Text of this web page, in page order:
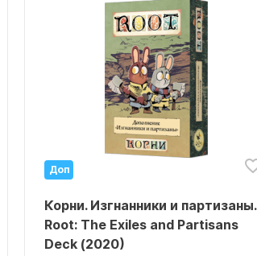
Доп
Корни. Изгнанники и партизаны.
Root: The Exiles and Partisans
Deck (2020)